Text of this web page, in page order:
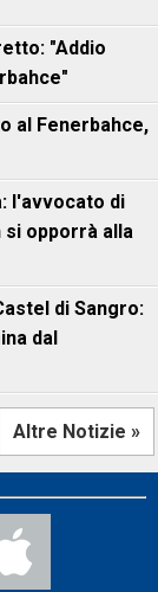
"Addio
al Fenerbahce,
l'avvocato di
si opporrà alla
di Sangro:
dal
Altre Notizie »